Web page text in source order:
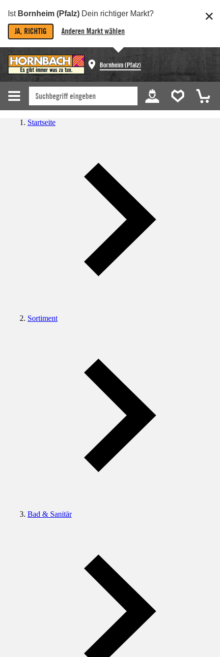
Ist Bornheim (Pfalz) Dein richtiger Markt?
JA, RICHTIG Anderen Markt wählen
Bornheim (Pfalz)
Startseite
Sortiment
Bad & Sanitär